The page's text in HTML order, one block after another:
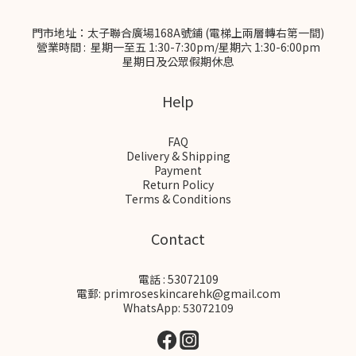
門市地址：太子聯合廣場168A號鋪 (電梯上兩層轉右第一間)
營業時間 : 星期一至五 1:30-7:30pm/星期六 1:30-6:00pm
星期日及公眾假期休息
Help
FAQ
Delivery & Shipping
Payment
Return Policy
Terms & Conditions
Contact
電話 : 53072109
電郵: primroseskincarehk@gmail.com
WhatsApp: 53072109